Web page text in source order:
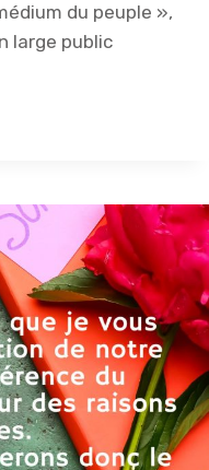
du peuple »,
large public